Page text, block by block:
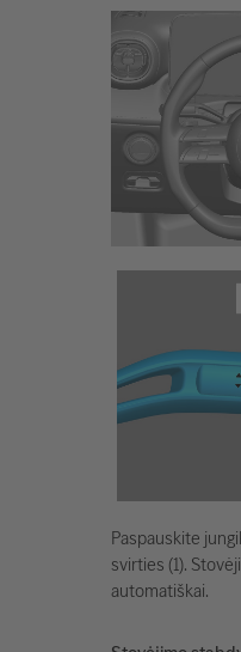
Paspauskite
svirties (1).
automatiškai.